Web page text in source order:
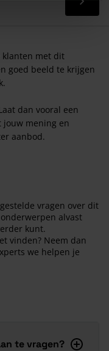
Lees
klanten met dit
goed beeld te krijgen
dan vooral een
jouw mening en
aanbod.
vragen over dit
alvast
kunt.
vinden? Neem dan
we helpen je
te vragen?